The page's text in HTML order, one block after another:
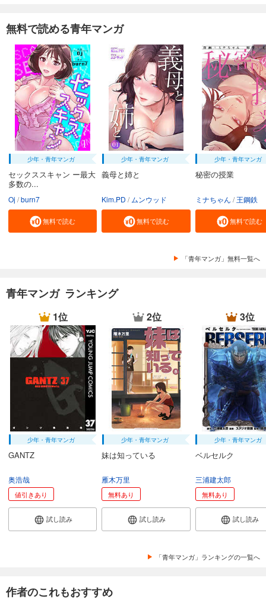
あらすじを表示する
バイカイ【フルカラー】【タテヨミ】(30)
78円 (税込)
カート
試し読み
あらすじを表示する
無料で読める青年マンガ
少年・青年マンガ
セックススキャン ー最大
多数の...
Oj burn7
無料で読む
少年・青年マンガ
義母と姉と
Kim.PD ムンウッド
無料で読む
少年・青年マンガ
秘密の授業
ミナちゃん 王鋼鉄
無料で読む
「青年マンガ」無料一覧へ
青年マンガ ランキング
1位
少年・青年マンガ
GANTZ
奥浩哉
値引きあり
試し読み
2位
少年・青年マンガ
妹は知っている
雁木万里
無料あり
試し読み
3位
少年・青年マンガ
ベルセルク
三浦建太郎
無料あり
試し読み
「青年マンガ」ランキングの一覧へ
作者のこれもおすすめ